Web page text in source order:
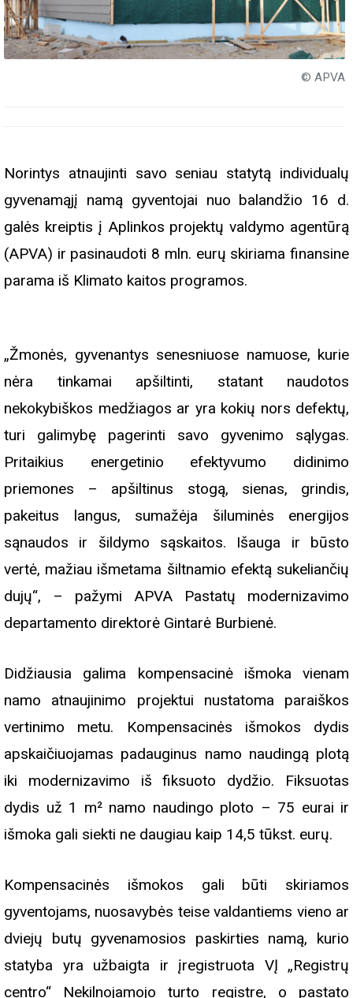
© APVA
Norintys atnaujinti savo seniau statytą individualų
gyvenamąjį namą gyventojai nuo balandžio 16 d.
galės kreiptis į Aplinkos projektų valdymo agentūrą
(APVA) ir pasinaudoti 8 mln. eurų skiriama finansine
parama iš Klimato kaitos programos.
„Žmonės, gyvenantys senesniuose namuose, kurie
nėra tinkamai apšiltinti, statant naudotos
nekokybiškos medžiagos ar yra kokių nors defektų,
turi galimybę pagerinti savo gyvenimo sąlygas.
Pritaikius energetinio efektyvumo didinimo
priemones – apšiltinus stogą, sienas, grindis,
pakeitus langus, sumažėja šiluminės energijos
sąnaudos ir šildymo sąskaitos. Išauga ir būsto
vertė, mažiau išmetama šiltnamio efektą sukeliančių
dujų“, – pažymi APVA Pastatų modernizavimo
departamento direktorė Gintarė Burbienė.
Didžiausia galima kompensacinė išmoka vienam
namo atnaujinimo projektui nustatoma paraiškos
vertinimo metu. Kompensacinės išmokos dydis
apskaičiuojamas padauginus namo naudingą plotą
iki modernizavimo iš fiksuoto dydžio. Fiksuotas
dydis už 1 m² namo naudingo ploto – 75 eurai ir
išmoka gali siekti ne daugiau kaip 14,5 tūkst. eurų.
Kompensacinės išmokos gali būti skiriamos
gyventojams, nuosavybės teise valdantiems vieno ar
dviejų butų gyvenamosios paskirties namą, kurio
statyba yra užbaigta ir įregistruota VĮ „Registrų
centro“ Nekilnojamojo turto registre, o pastato